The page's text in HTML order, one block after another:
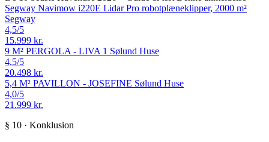
Segway Navimow i220E Lidar Pro robotplæneklipper, 2000 m²
Segway
4,5/5
15.999 kr.
9 M² PERGOLA - LIVA 1 Sølund Huse
4,5/5
20.498 kr.
5,4 M² PAVILLON - JOSEFINE Sølund Huse
4,0/5
21.999 kr.
§ 10 · Konklusion